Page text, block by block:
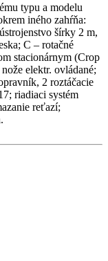
typu a modelu
iného zahŕňa:
šírky 2 m,
C – rotačné
stacionárnym (Crop
elektr. ovládané;
2 roztáčacie
riadiaci systém
reťazí;